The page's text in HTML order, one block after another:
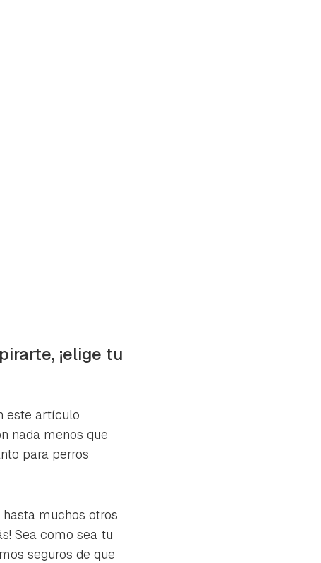
¡elige tu
este artículo
nada menos que
para perros
muchos otros
Sea como sea tu
seguros de que